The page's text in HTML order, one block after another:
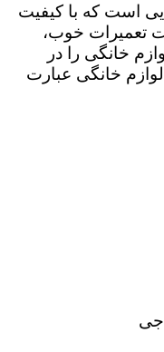
است که با کیفیت
تعمیرات خوب،
خانگی را در
لوازم خانگی عبارت
جی